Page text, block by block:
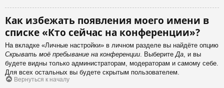
Как избежать появления моего имени в
списке «Кто сейчас на конференции»?
На вкладке «Личные настройки» в личном разделе вы найдёте опцию
Скрывать моё пребывание на конференции. ВыберитеДа, и вы
будете видны только администраторам, модераторам и самому себе.
Для всех остальных вы будете скрытым пользователем.
Вернуться к началу